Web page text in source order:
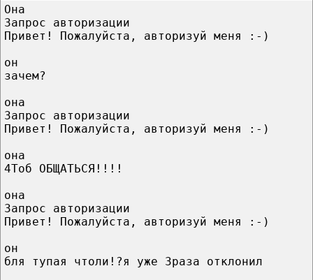
Она
Запрос авторизации
Привет! Пожалуйста, авторизуй меня :-)
он
зачем?
она
Запрос авторизации
Привет! Пожалуйста, авторизуй меня :-)
она
4Тоб ОБЩАТЬСЯ!!!!
она
Запрос авторизации
Привет! Пожалуйста, авторизуй меня :-)
он
бля тупая чтоли!?я уже 3раза отклонил